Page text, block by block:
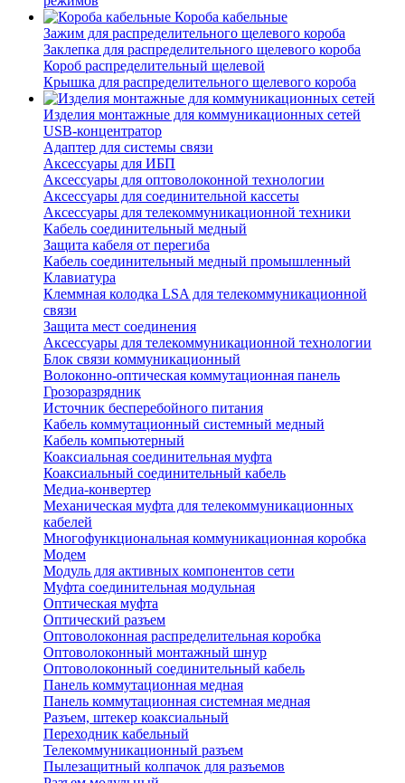
Короба кабельные
Зажим для распределительного щелевого короба
Заклепка для распределительного щелевого короба
Короб распределительный щелевой
Крышка для распределительного щелевого короба
Изделия монтажные для коммуникационных сетей
USB-концентратор
Адаптер для системы связи
Аксессуары для ИБП
Аксессуары для оптоволоконной технологии
Аксессуары для соединительной кассеты
Аксессуары для телекоммуникационной техники
Кабель соединительный медный
Защита кабеля от перегиба
Кабель соединительный медный промышленный
Клавиатура
Клеммная колодка LSA для телекоммуникационной
связи
Защита мест соединения
Аксессуары для телекоммуникационной технологии
Блок связи коммуникационный
Волоконно-оптическая коммутационная панель
Грозоразрядник
Источник бесперебойного питания
Кабель коммутационный системный медный
Кабель компьютерный
Коаксиальная соединительная муфта
Коаксиальный соединительный кабель
Медиа-конвертер
Механическая муфта для телекоммуникационных
кабелей
Многофункциональная коммуникационная коробка
Модем
Модуль для активных компонентов сети
Муфта соединительная модульная
Оптическая муфта
Оптический разъем
Оптоволоконная распределительная коробка
Оптоволоконный монтажный шнур
Оптоволоконный соединительный кабель
Панель коммутационная медная
Панель коммутационная системная медная
Разъем, штекер коаксиальный
Переходник кабельный
Телекоммуникационный разъем
Пылезащитный колпачок для разъемов